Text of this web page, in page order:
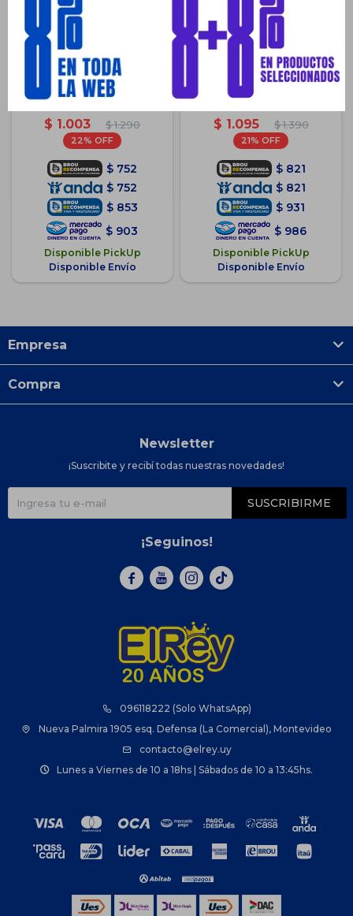
Pelota Medicinal 3k C/ Pique
Balón Medicine Ball Peso
$ 1.003 $ 1.290
22
$ 752
$ 752
$ 853
$ 903
Disponible PickUp
Disponible Envío
Pelota Medicinal 5kg Cuero
$ 1.095 $ 1.390
21
$ 821
$ 821
$ 931
$ 986
Disponible PickUp
Disponible Envío
096118222 (Solo WhatsApp)
Nueva Palmira 1905 esq. Defensa (La Comercial), Montevideo
contacto@elrey.uy
Lunes a Viernes de 10 a 18hs | Sábados de 10 a 13:45hs.
Empresa
Compra
Newsletter
¡Suscribite y recibí todas nuestras novedades!
SUSCRIBIRME
¡Seguinos!
  